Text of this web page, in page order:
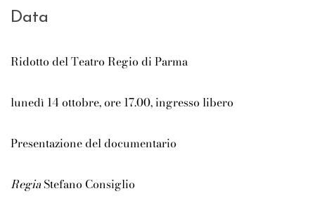
Data
Ridotto del Teatro Regio di Parma
lunedì 14 ottobre, ore 17.00, ingresso libero
Presentazione del documentario
RegiaStefano Consiglio